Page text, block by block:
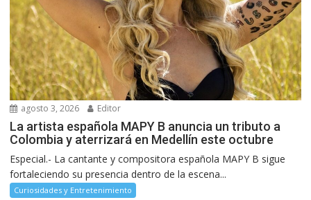
agosto 3, 2026 Editor
La artista española MAPY B anuncia un tributo a
Colombia y aterrizará en Medellín este octubre
Especial.- La cantante y compositora española MAPY B sigue
fortaleciendo su presencia dentro de la escena...
Curiosidades y Entretenimiento